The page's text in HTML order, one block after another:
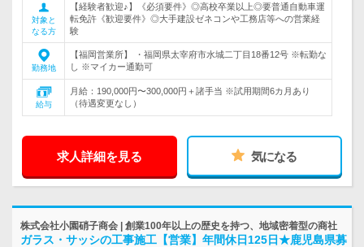
対象と
なる方
【経験者歓迎♪】《必須要件》◎高校卒業以上◎要普通自動車運
転免許《歓迎要件》◎大手建設ゼネコンや工務店等への営業経
験
勤務地
【福岡営業所】 ・福岡県太宰府市水城二丁目18番12号 ※転勤な
し ※マイカー通勤可
給与
月給：190,000円〜300,000円＋諸手当 ※試用期間6カ月あり
（待遇変更なし）
求人詳細を見る 気になる
株式会社小園硝子商会 | 創業100年以上の歴史を持つ、地域密着型の商社
ガラス・サッシの工事施工【営業】年間休日125日★鹿児島県募